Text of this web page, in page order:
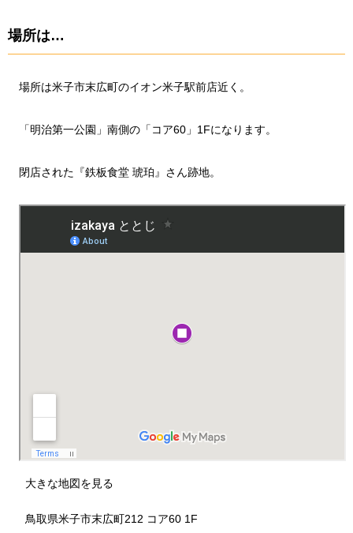
場所は…
場所は米子市末広町のイオン米子駅前店近く。
「明治第一公園」南側の「コア60」1Fになります。
閉店された『鉄板食堂 琥珀』さん跡地。
大きな地図を見る
鳥取県米子市末広町212 コア60 1F